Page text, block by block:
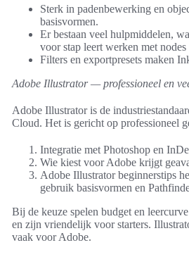
Sterk in padenbewerking en
basisvormen.
Er bestaan veel hulpmiddelen,
voor stap leert werken met nodes
Filters en exportpresets maken
Adobe Illustrator — professioneel en
Adobe Illustrator is de
Cloud. Het is gericht op professioneel
Integratie met Photoshop en
Wie kiest voor Adobe krijgt
Adobe Illustrator beginnerstips
gebruik basisvormen en
Bij de keuze spelen budget en
en zijn vriendelijk voor starters.
vaak voor Adobe.